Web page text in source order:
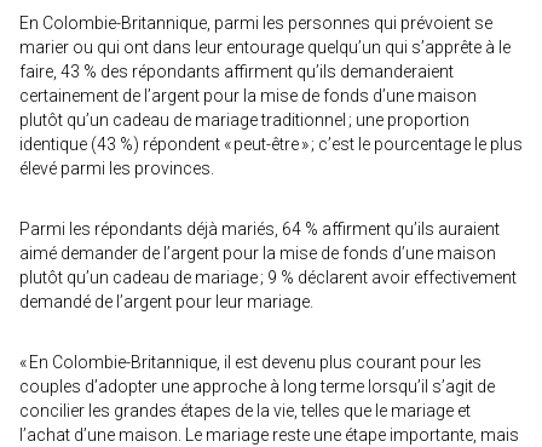
En Colombie-Britannique, parmi les personnes qui prévoient se
marier ou qui ont dans leur entourage quelqu’un qui s’apprête à le
faire, 43 % des répondants affirment qu’ils demanderaient
certainement de l’argent pour la mise de fonds d’une maison
plutôt qu’un cadeau de mariage traditionnel ; une proportion
identique (43 %) répondent « peut-être » ; c’est le pourcentage le plus
élevé parmi les provinces.
Parmi les répondants déjà mariés, 64 % affirment qu’ils auraient
aimé demander de l’argent pour la mise de fonds d’une maison
plutôt qu’un cadeau de mariage ; 9 % déclarent avoir effectivement
demandé de l’argent pour leur mariage.
« En Colombie-Britannique, il est devenu plus courant pour les
couples d’adopter une approche à long terme lorsqu’il s’agit de
concilier les grandes étapes de la vie, telles que le mariage et
l’achat d’une maison. Le mariage reste une étape importante, mais